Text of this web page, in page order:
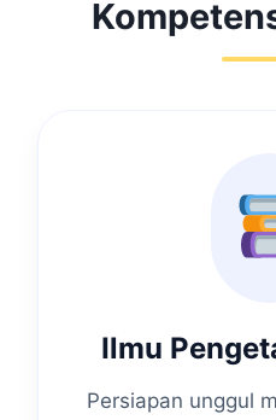
Ilmu
Persiapan unggul